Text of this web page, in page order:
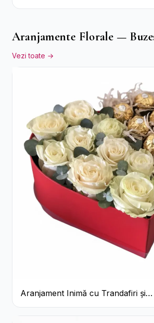
Bomboane Raffaello
Aranjamente Florale —
Vezi toate →
Aranjament Inimă cu Trandafiri și
Praline Ferrero